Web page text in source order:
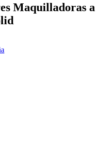
Maquilladoras a